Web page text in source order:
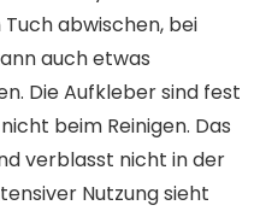
abwischen, bei
auch etwas
Die Aufkleber sind fest
beim Reinigen. Das
verblasst nicht in der
Nutzung sieht